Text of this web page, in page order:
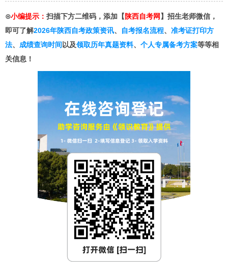
⊙小编提示： 扫描下方二维码，添加【 陕西自考网 】招生老师微信，
即可了解2026年陕西自考政策资讯、 自考报名流程、 准考证打印方
法、 成绩查询时间 以及领取历年真题资料、 个人专属备考方案等等相
关信息！